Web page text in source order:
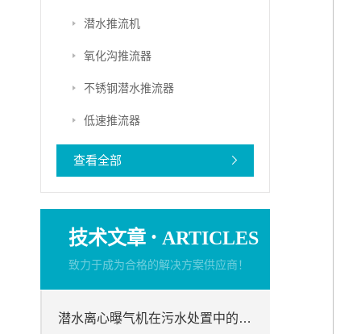
潜水推流机
氧化沟推流器
不锈钢潜水推流器
低速推流器
查看全部
技术文章 · ARTICLES
致力于成为合格的解决方案供应商！
潜水离心曝气机在污水处置中的使用